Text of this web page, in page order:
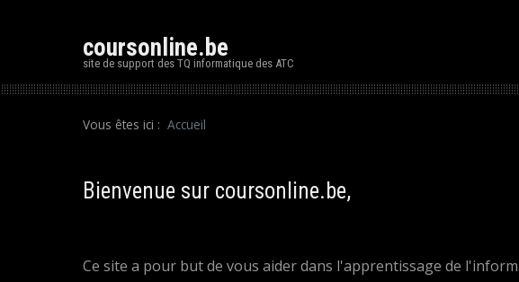
coursonline.be
site de support des TQ informatique des ATC
Vous êtes ici : Accueil
Bienvenue sur coursonline.be,
Ce site a pour but de vous aider dans l'apprentissage de